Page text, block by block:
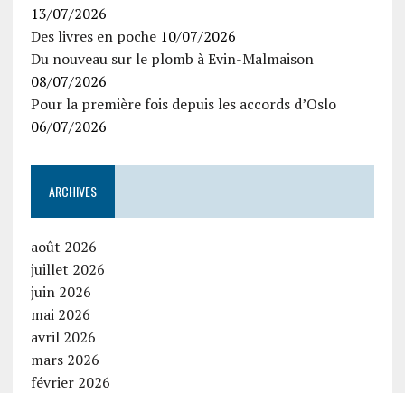
13/07/2026
Des livres en poche 10/07/2026
Du nouveau sur le plomb à Evin-Malmaison
08/07/2026
Pour la première fois depuis les accords d’Oslo
06/07/2026
ARCHIVES
août 2026
juillet 2026
juin 2026
mai 2026
avril 2026
mars 2026
février 2026